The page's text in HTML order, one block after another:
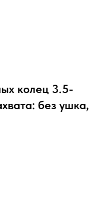
колец 3.5-
без ушка,